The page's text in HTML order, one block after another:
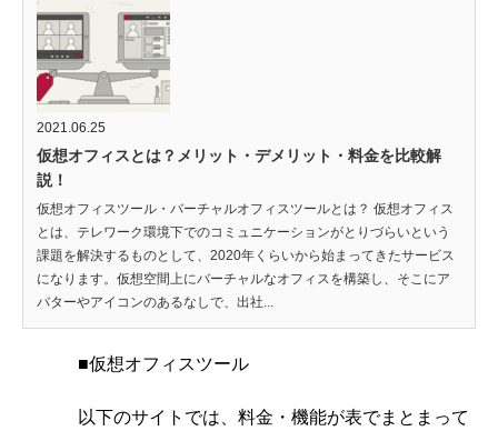
2021.06.25
仮想オフィスとは？メリット・デメリット・料金を比較解
説！
仮想オフィスツール・バーチャルオフィスツールとは？ 仮想オフィス
とは、テレワーク環境下でのコミュニケーションがとりづらいという
課題を解決するものとして、2020年くらいから始まってきたサービス
になります。仮想空間上にバーチャルなオフィスを構築し、そこにア
バターやアイコンのあるなしで、出社...
■仮想オフィスツール
以下のサイトでは、料金・機能が表でまとまって